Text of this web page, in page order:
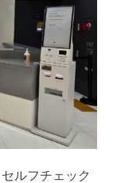
ルフチェック